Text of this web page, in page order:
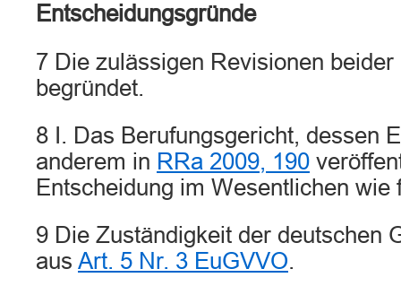
Entscheidungsgründe
7 Die zulässigen Revisionen
begründet.
8 I. Das Berufungsgericht, dessen
anderem in RRa 2009, 190
Entscheidung im Wesentlichen wie
9 Die Zuständigkeit der deutschen
aus Art. 5 Nr. 3 EuGVVO.